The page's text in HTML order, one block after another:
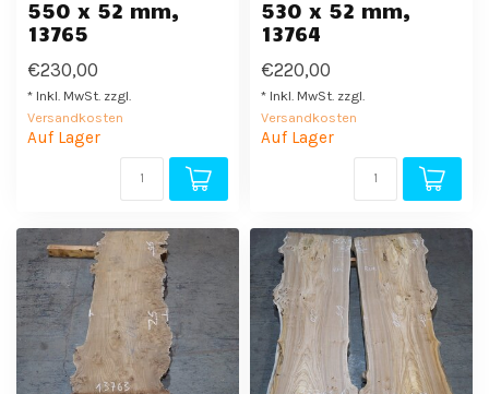
550 x 52 mm,
13765
€230,00
* Inkl. MwSt. zzgl.
Versandkosten
Auf Lager
530 x 52 mm,
13764
€220,00
* Inkl. MwSt. zzgl.
Versandkosten
Auf Lager